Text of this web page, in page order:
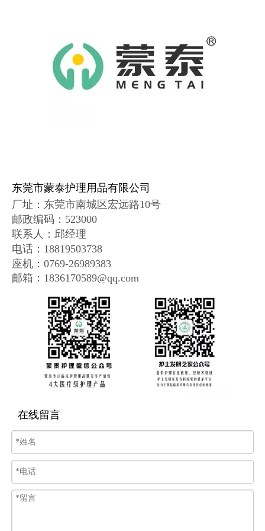
东莞市蒙泰护理用品有限公司
厂址： 东莞市南城区宏远路10号
邮政编码 ： 523000
联系人：邱经理
电话：18819503738
座机：0769-26989383
邮箱：1836170589@qq.com
在线留言